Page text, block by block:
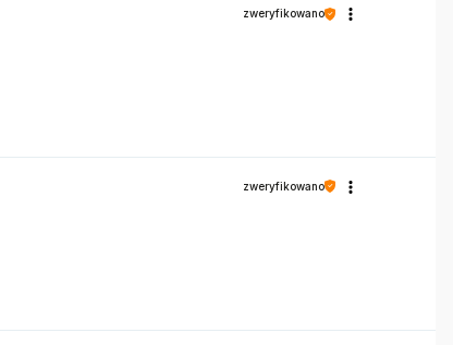
zweryfikowano
zweryfikowano